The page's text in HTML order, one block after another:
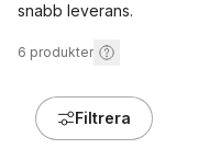
snabb leverans.
6 produkter
Filtrera